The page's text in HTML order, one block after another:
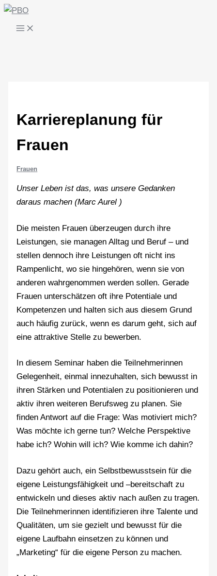
Zum
Inhalt
Karriereplanung für
Frauen
Frauen
Unser Leben ist das, was unsere Gedanken
daraus machen (Marc Aurel )
Die meisten Frauen überzeugen durch ihre
Leistungen, sie managen Alltag und Beruf – und
stellen dennoch ihre Leistungen oft nicht ins
Rampenlicht, wo sie hingehören, wenn sie von
anderen wahrgenommen werden sollen. Gerade
Frauen unterschätzen oft ihre Potentiale und
Kompetenzen und halten sich aus diesem Grund
auch häufig zurück, wenn es darum geht, sich auf
eine attraktive Stelle zu bewerben.
In diesem Seminar haben die Teilnehmerinnen
Gelegenheit, einmal innezuhalten, sich bewusst in
ihren Stärken und Potentialen zu positionieren und
aktiv ihren weiteren Berufsweg zu planen. Sie
finden Antwort auf die Frage: Was motiviert mich?
Was möchte ich gerne tun? Welche Perspektive
habe ich? Wohin will ich? Wie komme ich dahin?
Dazu gehört auch, ein Selbstbewusstsein für die
eigene Leistungsfähigkeit und –bereitschaft zu
entwickeln und dieses aktiv nach außen zu tragen.
Die Teilnehmerinnen identifizieren ihre Talente und
Qualitäten, um sie gezielt und bewusst für die
eigene Laufbahn einsetzen zu können und
„Marketing“ für die eigene Person zu machen.